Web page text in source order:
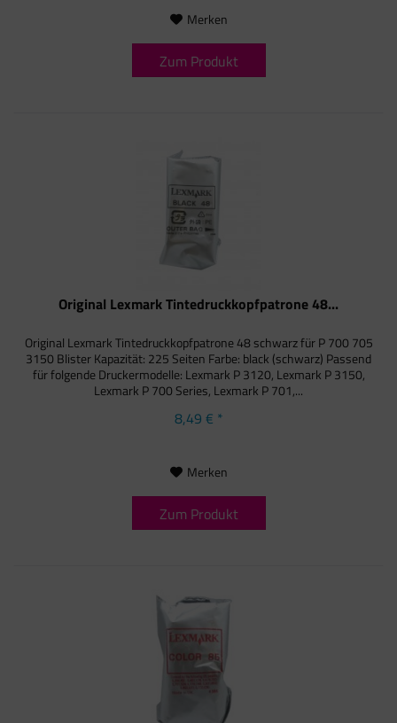
Merken
Zum Produkt
Original Lexmark Tintedruckkopfpatrone 48...
Original Lexmark Tintedruckkopfpatrone 48 schwarz für P 700 705
3150 Blister Kapazität: 225 Seiten Farbe: black (schwarz) Passend
für folgende Druckermodelle: Lexmark P 3120, Lexmark P 3150,
Lexmark P 700 Series, Lexmark P 701,...
8,49 € *
Merken
Zum Produkt